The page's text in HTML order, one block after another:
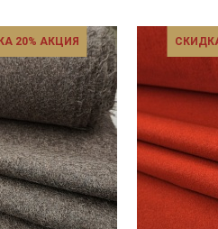
20% АКЦИЯЭлектронная почта
Ознакомлен(а) с
данных
Согласие
данных